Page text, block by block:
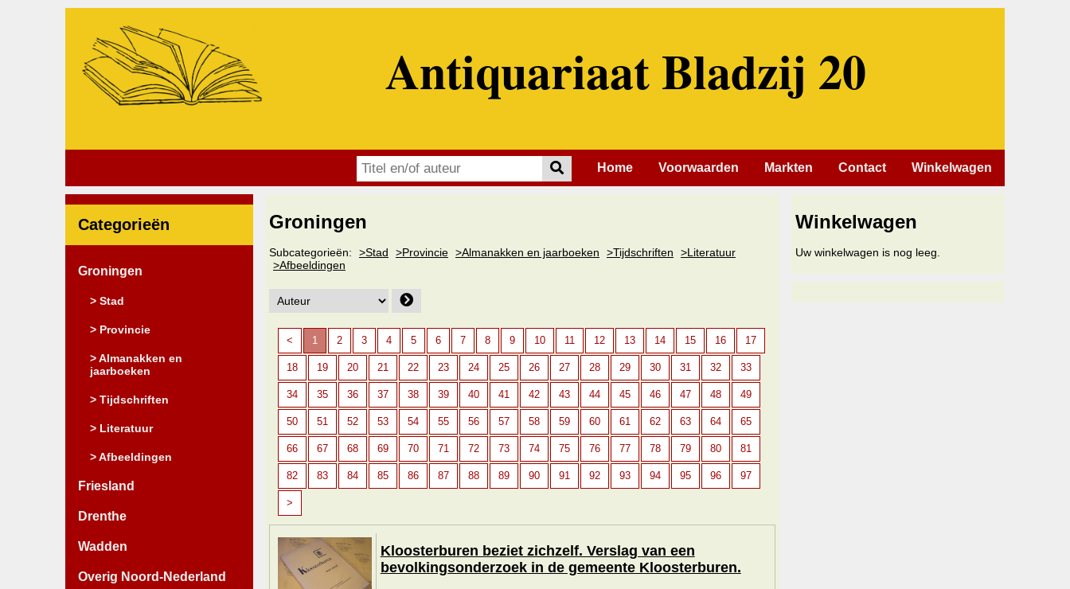
Antiquariaat Bladzij 20
Winkelwagen
Contact
Markten
Voorwaarden
Home
Categorieën
Groningen
> Stad
> Provincie
> Almanakken en
jaarboeken
> Tijdschriften
> Literatuur
> Afbeeldingen
Friesland
Drenthe
Wadden
Overig Noord-Nederland
Groningen
Subcategorieën: >Stad >Provincie >Almanakken en jaarboeken >Tijdschriften
>Literatuur
>Afbeeldingen
< 1 2 3 4 5 6 7 8 9 10 11 12 13 14 15 16 17
18 19 20 21 22 23 24 25 26 27 28 29 30 31 32 33
34 35 36 37 38 39 40 41 42 43 44 45 46 47 48 49
50 51 52 53 54 55 56 57 58 59 60 61 62 63 64 65
66 67 68 69 70 71 72 73 74 75 76 77 78 79 80 81
82 83 84 85 86 87 88 89 90 91 92 93 94 95 96 97
>
Kloosterburen beziet zichzelf. Verslag van een
bevolkingsonderzoek in de gemeente Kloosterburen.
Winkelwagen
Uw winkelwagen is nog leeg.